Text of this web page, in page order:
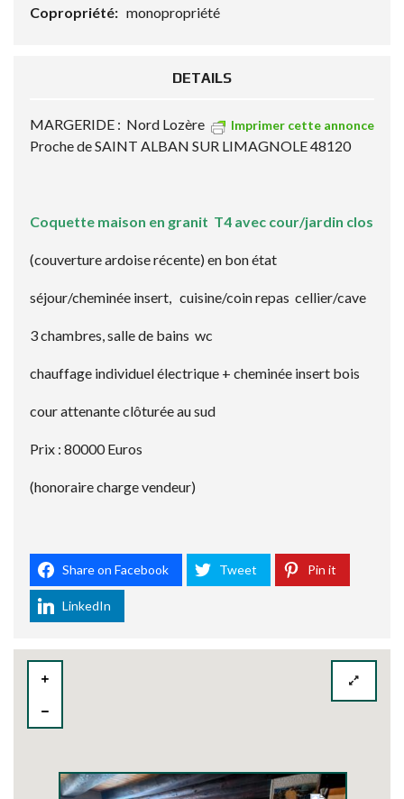
Copropriété: monopropriété
DETAILS
Imprimer cette annonce
MARGERIDE : Nord Lozère
Proche de SAINT ALBAN SUR LIMAGNOLE 48120
Coquette maison en granit T4 avec cour/jardin clos
(couverture ardoise récente) en bon état
séjour/cheminée insert, cuisine/coin repas cellier/cave
3 chambres, salle de bains wc
chauffage individuel électrique + cheminée insert bois
cour attenante clôturée au sud
Prix : 80000 Euros
(honoraire charge vendeur)
Share on Facebook Tweet Pin it
LinkedIn